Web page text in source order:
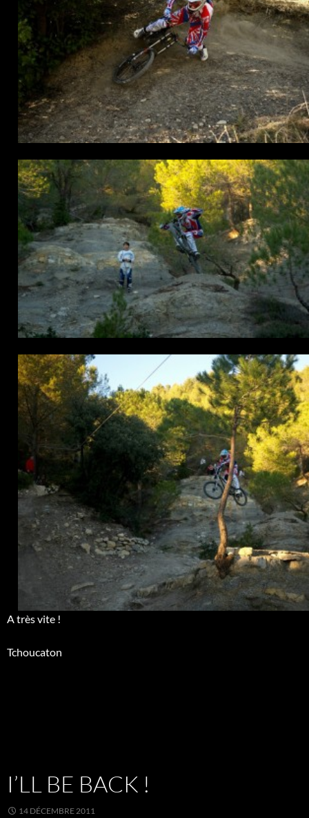
A très vite !
Tchoucaton
I’LL BE BACK !
14 DÉCEMBRE 2011